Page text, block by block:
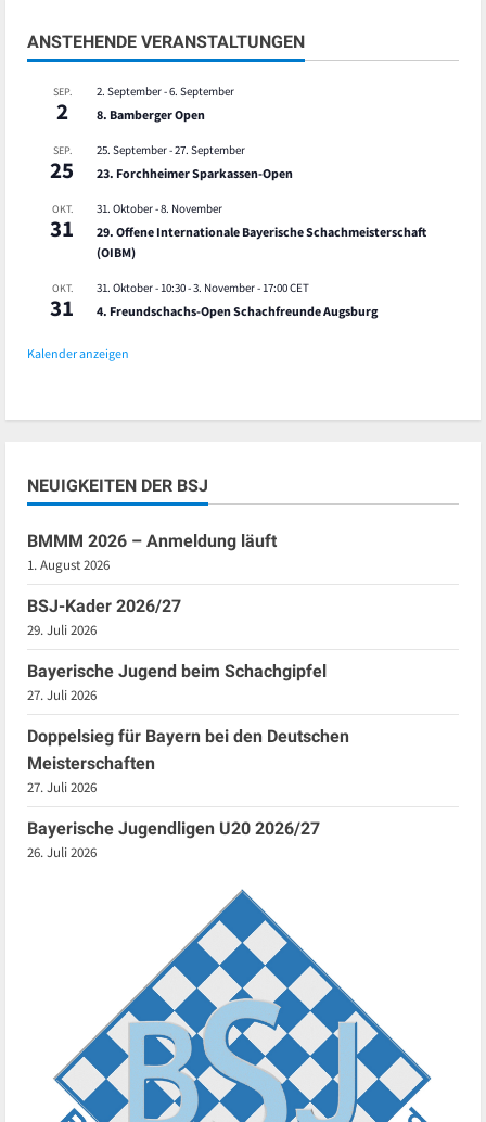
ANSTEHENDE VERANSTALTUNGEN
SEP.
2
2. September-6. September
8. Bamberger Open
SEP.
25
25. September-27. September
23. Forchheimer Sparkassen-Open
OKT.
31
31. Oktober-8. November
29. Offene Internationale Bayerische Schachmeisterschaft
(OIBM)
OKT.
31
31. Oktober - 10:30-3. November - 17:00CET
4. Freundschachs-Open Schachfreunde Augsburg
Kalender anzeigen
NEUIGKEITEN DER BSJ
BMMM 2026 – Anmeldung läuft
1. August 2026
BSJ-Kader 2026/27
29. Juli 2026
Bayerische Jugend beim Schachgipfel
27. Juli 2026
Doppelsieg für Bayern bei den Deutschen
Meisterschaften
27. Juli 2026
Bayerische Jugendligen U20 2026/27
26. Juli 2026